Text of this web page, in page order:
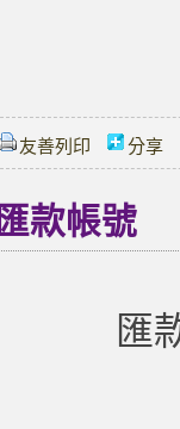
友善列印 分享
匯款帳號
匯